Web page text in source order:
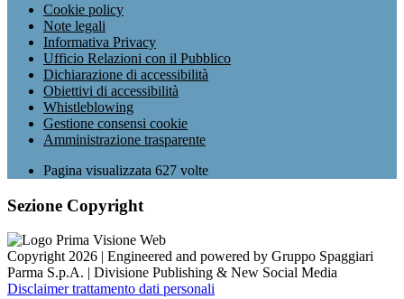
Cookie policy
Note legali
Informativa Privacy
Ufficio Relazioni con il Pubblico
Dichiarazione di accessibilità
Obiettivi di accessibilità
Whistleblowing
Gestione consensi cookie
Amministrazione trasparente
Pagina visualizzata 627 volte
Sezione Copyright
Copyright 2026 | Engineered and powered by Gruppo Spaggiari
Parma S.p.A. | Divisione Publishing & New Social Media
Disclaimer trattamento dati personali